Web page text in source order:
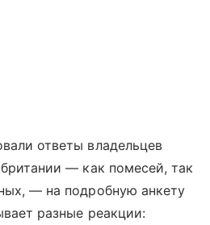
ответы владельцев
— как помесей, так
— на подробную анкету
разные реакции: